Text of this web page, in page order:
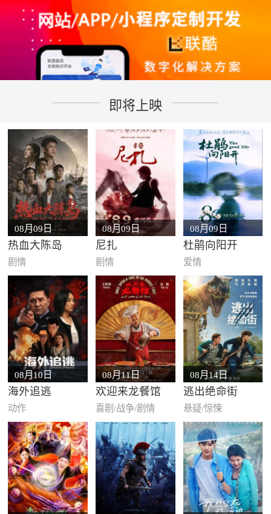
即将上映
08月09日
热血大陈岛
剧情
08月09日
尼扎
剧情
08月09日
杜鹃向阳开
爱情
08月10日
海外追逃
动作
08月11日
欢迎来龙餐馆
喜剧/战争/剧情
08月14日
逃出绝命街
悬疑/惊悚